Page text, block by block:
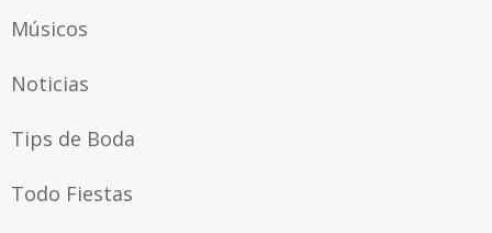
Músicos
Noticias
Tips de Boda
Todo Fiestas